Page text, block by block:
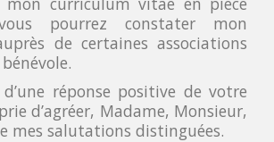
pourrez constater mon
de certaines associations
d’une réponse positive de votre
d’agréer, Madame, Monsieur,
mes salutations distinguées.